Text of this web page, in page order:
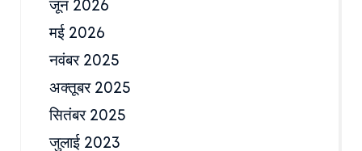
जून 2026
मई 2026
नवंबर 2025
अक्तूबर 2025
सितंबर 2025
जुलाई 2023